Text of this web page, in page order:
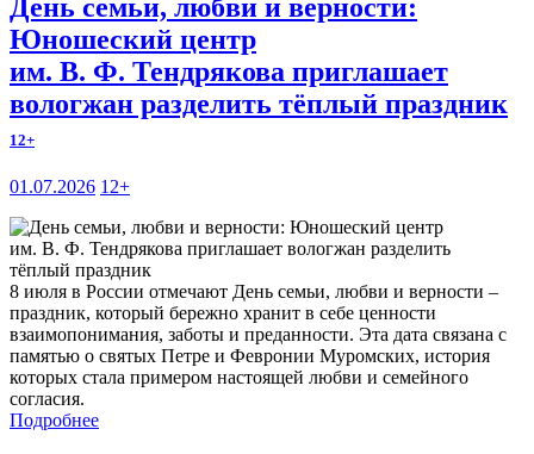
День семьи, любви и верности:
Юношеский центр
им. В. Ф. Тендрякова приглашает
вологжан разделить тёплый праздник
12+
01.07.2026 12+
8 июля в России отмечают День семьи, любви и верности –
праздник, который бережно хранит в себе ценности
взаимопонимания, заботы и преданности. Эта дата связана с
памятью о святых Петре и Февронии Муромских, история
которых стала примером настоящей любви и семейного
согласия.
Подробнее